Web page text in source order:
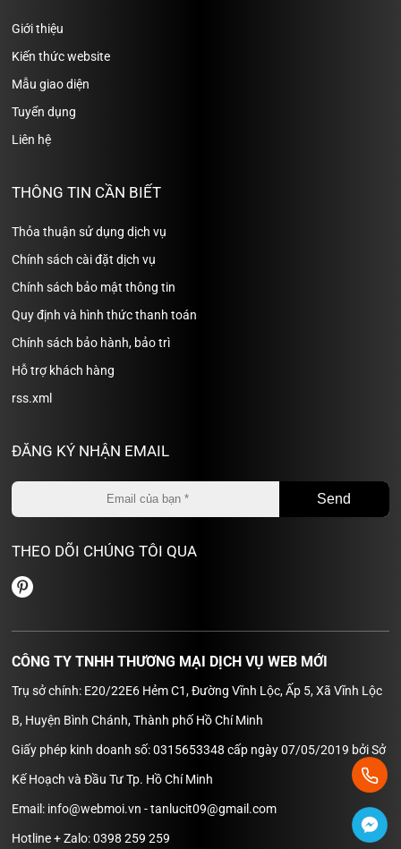
Giới thiệu
Kiến thức website
Mẫu giao diện
Tuyển dụng
Liên hệ
THÔNG TIN CẦN BIẾT
Thỏa thuận sử dụng dịch vụ
Chính sách cài đặt dịch vụ
Chính sách bảo mật thông tin
Quy định và hình thức thanh toán
Chính sách bảo hành, bảo trì
Hỗ trợ khách hàng
rss.xml
ĐĂNG KÝ NHẬN EMAIL
THEO DÕI CHÚNG TÔI QUA
CÔNG TY TNHH THƯƠNG MẠI DỊCH VỤ WEB MỚI
Trụ sở chính: E20/22E6 Hẻm C1, Đường Vĩnh Lộc, Ấp 5, Xã Vĩnh Lộc
B, Huyện Bình Chánh, Thành phố Hồ Chí Minh
Giấy phép kinh doanh số: 0315653348 cấp ngày 07/05/2019 bởi Sở
Kế Hoạch và Đầu Tư Tp. Hồ Chí Minh
Email: info@webmoi.vn - tanlucit09@gmail.com
Hotline + Zalo: 0398 259 259